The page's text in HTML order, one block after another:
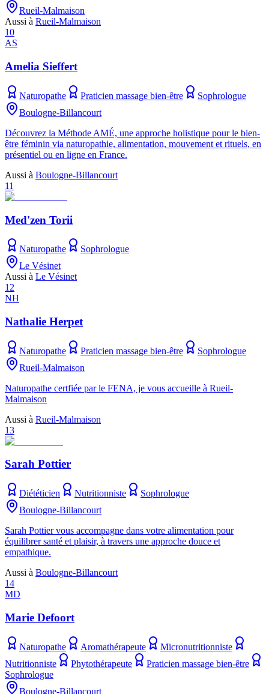
Rueil-Malmaison
Aussi à Rueil-Malmaison
10
AS
Amelia Sieffert
Naturopathe Praticien massage bien-être
Sophrologue
Boulogne-Billancourt
Découvrez la Méthode AMÉ, une approche holistique pour le bien-
être féminin via naturopathie, alimentation, mouvement et rituels, en
présentiel ou en ligne en France.
Aussi à Boulogne-Billancourt
11
Med'zen Torii
Naturopathe
Sophrologue
Le Vésinet
Aussi à Le Vésinet
12
NH
Nathalie Herpet
Naturopathe Praticien massage bien-être
Sophrologue
Rueil-Malmaison
Naturopathe certfiée par le FENA, je vous accueille à Rueil-
Malmaison
Aussi à Rueil-Malmaison
13
Sarah Pottier
Diététicien Nutritionniste
Sophrologue
Boulogne-Billancourt
Sarah Pottier vous accompagne dans votre alimentation pour
équilibrer santé et plaisir, à travers une approche douce et
empathique.
Aussi à Boulogne-Billancourt
14
MD
Marie Defoort
Naturopathe Aromathérapeute
Micronutritionniste
Nutritionniste
Phytothérapeute
Praticien massage bien-être
Sophrologue
Boulogne-Billancourt